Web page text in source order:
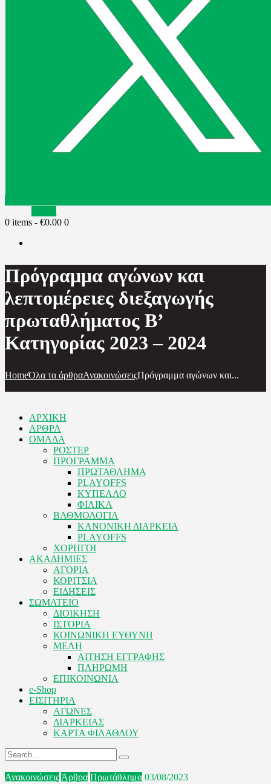
0 items - €0.00 0
Πρόγραμμα αγώνων και
λεπτομέρειες διεξαγωγής
πρωταθλήματος Β’
Κατηγορίας 2023 – 2024
HomeΌλα τα άρθραΑνακοινώσειςΠρόγραμμα αγώνων και...
ΑΡΧΙΚΗ
ΑΡΘΡΑ
ΟΜΑΔΑ
ΡΟΣΤΕΡ
ΠΡΟΓΡΑΜΜΑ
ΠΡΩΤΑΘΛΗΜΑ
PLAYOFFS
ΚΥΠΕΛΛΟ
ΦΙΛΙΚΑ
ΒΑΘΜΟΛΟΓΙΑ
ΚΑΝΟΝΙΚΗ ΔΙΑΡΚΕΙΑ
PLAYOFFS
ΧΟΡΗΓΟΙ
ΑΚΑΔΗΜΙΕΣ
ΑΓΟΡΙΑ
ΚΟΡΙΤΣΙΑ
ΕΙΔΗΣΕΙΣ
ΣΩΜΑΤΕΙΟ
ΔΙΟΙΚΗΣΗ
ΙΣΤΟΡΙΑ
ΚΟΙΝΩΝΙΚΗ ΕΥΘΥΝΗ
ΜΕΛΗ
ΑΙΤΗΣΗ ΕΓΓΡΑΦΗΣ
ΠΛΗΡΩΜΗ
ΕΠΙΚΟΙΝΩΝΙΑ
e-Shop
ΕΙΣΙΤΗΡΙΑ
ΑΓΩΝΕΣ
ΔΙΑΡΚΕΙΑΣ
ΚΑΡΤΑ ΦΙΛΑΘΛΟΥ
Ανακοινώσεις Άρθρα Πρωτάθλημα 03/08/2023